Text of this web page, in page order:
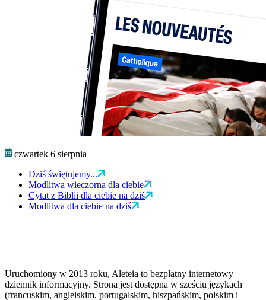
czwartek 6 sierpnia
Dziś świętujemy...
Modlitwa wieczorna dla ciebie
Cytat z Biblii dla ciebie na dziś
Modlitwa dla ciebie na dziś
Uruchomiony w 2013 roku, Aleteia to bezpłatny internetowy
dziennik informacyjny. Strona jest dostępna w sześciu językach
(francuskim, angielskim, portugalskim, hiszpańskim, polskim i